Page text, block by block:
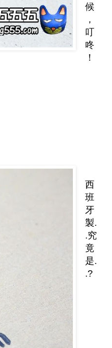
候
，
叮
咚
！
西
班
牙
製.
.究
竟
是.
.?